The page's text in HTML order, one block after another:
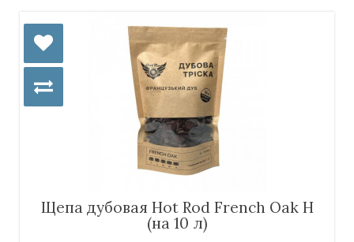
Щепа дубовая Hot Rod French Oak H
(на 10 л)